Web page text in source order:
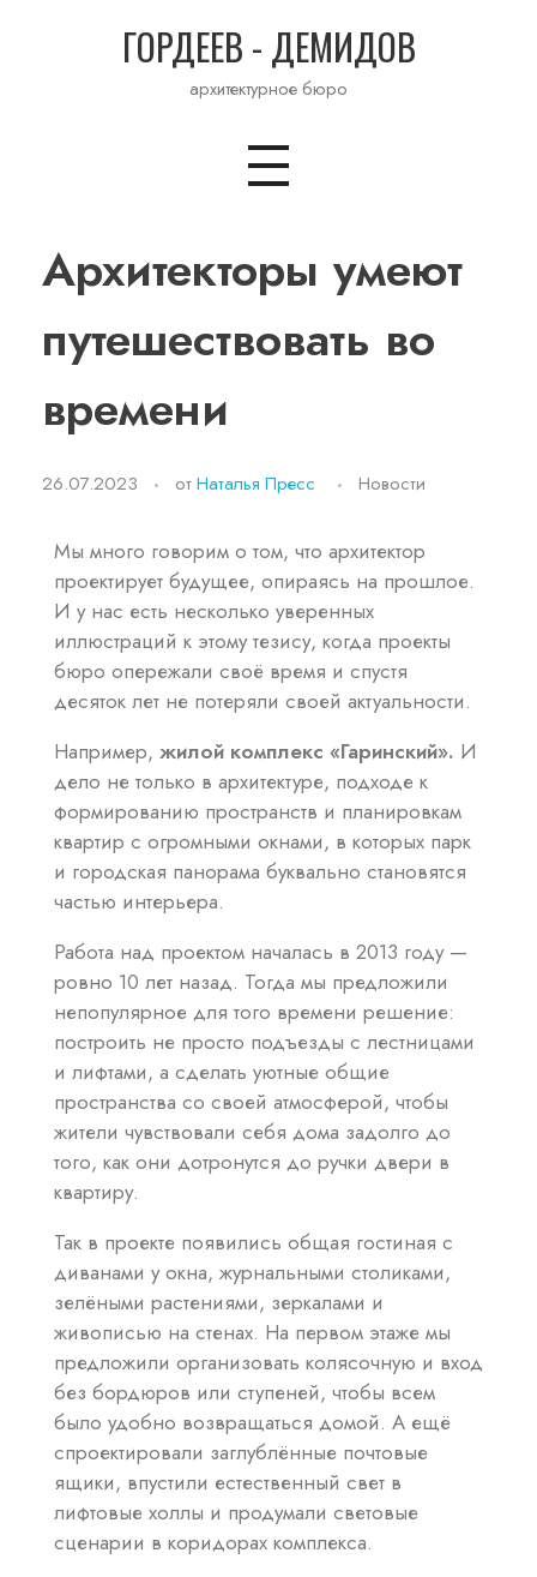
ГОРДЕЕВ - ДЕМИДОВ
архитектурное бюро
Архитекторы умеют
путешествовать во
времени
26.07.2023 отНаталья Пресс Новости
Мы много говорим о том, что архитектор
проектирует будущее, опираясь на прошлое.
И у нас есть несколько уверенных
иллюстраций к этому тезису, когда проекты
бюро опережали своё время и спустя
десяток лет не потеряли своей актуальности.
Например, жилой комплекс «Гаринский». И
дело не только в архитектуре, подходе к
формированию пространств и планировкам
квартир с огромными окнами, в которых парк
и городская панорама буквально становятся
частью интерьера.
Работа над проектом началась в 2013 году —
ровно 10 лет назад. Тогда мы предложили
непопулярное для того времени решение:
построить не просто подъезды с лестницами
и лифтами, а сделать уютные общие
пространства со своей атмосферой, чтобы
жители чувствовали себя дома задолго до
того, как они дотронутся до ручки двери в
квартиру.
Так в проекте появились общая гостиная с
диванами у окна, журнальными столиками,
зелёными растениями, зеркалами и
живописью на стенах. На первом этаже мы
предложили организовать колясочную и вход
без бордюров или ступеней, чтобы всем
было удобно возвращаться домой. А ещё
спроектировали заглублённые почтовые
ящики, впустили естественный свет в
лифтовые холлы и продумали световые
сценарии в коридорах комплекса.